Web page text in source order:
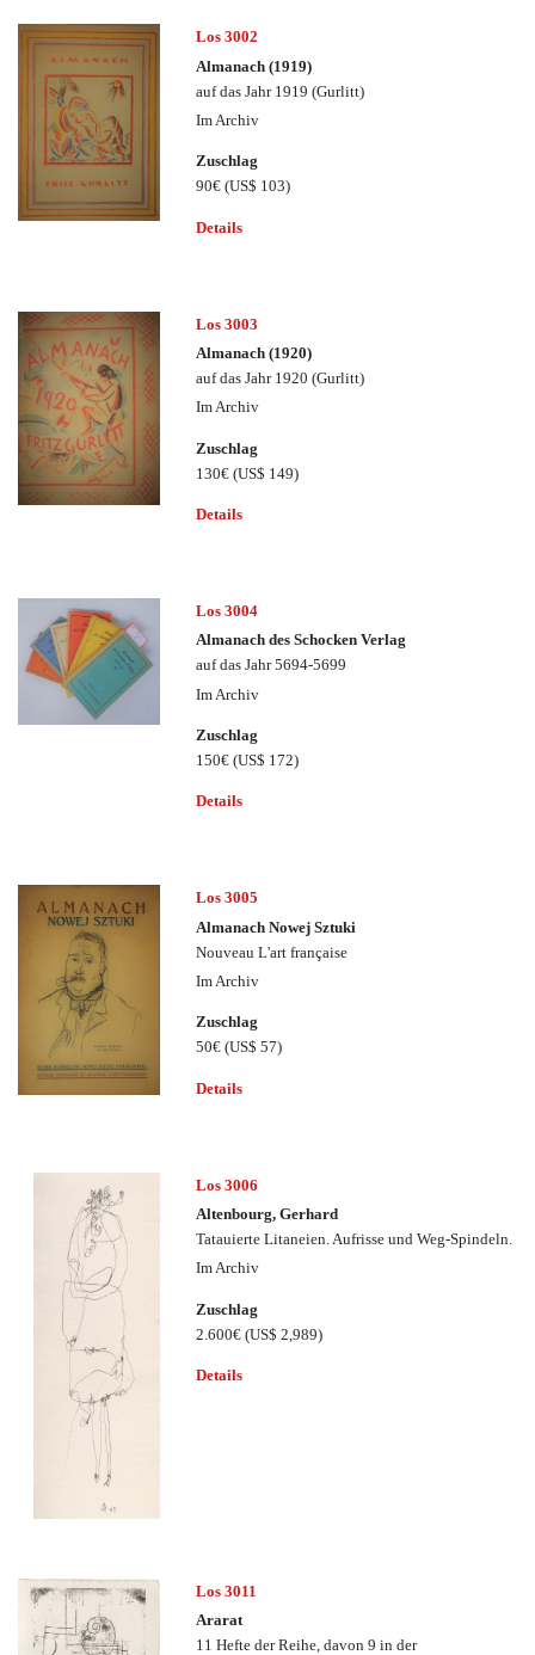
Los 3002
Almanach (1919)
auf das Jahr 1919 (Gurlitt)
Im Archiv
Zuschlag
90€(US$ 103)
Details
Los 3003
Almanach (1920)
auf das Jahr 1920 (Gurlitt)
Im Archiv
Zuschlag
130€(US$ 149)
Details
Los 3004
Almanach des Schocken Verlag
auf das Jahr 5694-5699
Im Archiv
Zuschlag
150€(US$ 172)
Details
Los 3005
Almanach Nowej Sztuki
Nouveau L'art française
Im Archiv
Zuschlag
50€(US$ 57)
Details
Los 3006
Altenbourg, Gerhard
Tatauierte Litaneien. Aufrisse und Weg-Spindeln.
Im Archiv
Zuschlag
2.600€(US$ 2,989)
Details
Los 3011
Ararat
11 Hefte der Reihe, davon 9 in der